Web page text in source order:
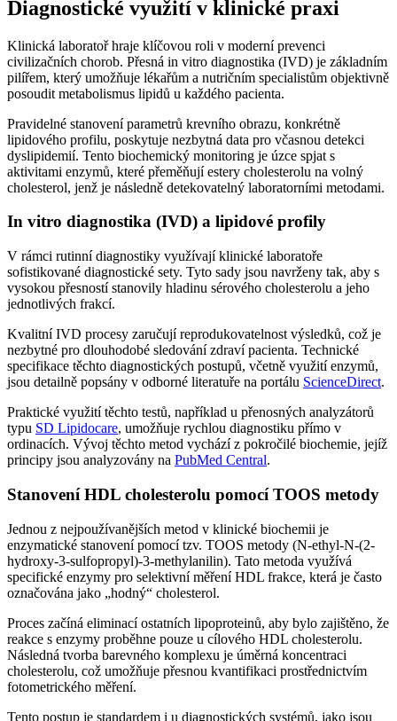
Diagnostické využití v klinické praxi
Klinická laboratoř hraje klíčovou roli v moderní prevenci
civilizačních chorob. Přesná in vitro diagnostika (IVD) je základním
pilířem, který umožňuje lékařům a nutričním specialistům objektivně
posoudit metabolismus lipidů u každého pacienta.
Pravidelné stanovení parametrů krevního obrazu, konkrétně
lipidového profilu, poskytuje nezbytná data pro včasnou detekci
dyslipidemií. Tento biochemický monitoring je úzce spjat s
aktivitami enzymů, které přeměňují estery cholesterolu na volný
cholesterol, jenž je následně detekovatelný laboratorními metodami.
In vitro diagnostika (IVD) a lipidové profily
V rámci rutinní diagnostiky využívají klinické laboratoře
sofistikované diagnostické sety. Tyto sady jsou navrženy tak, aby s
vysokou přesností stanovily hladinu sérového cholesterolu a jeho
jednotlivých frakcí.
Kvalitní IVD procesy zaručují reprodukovatelnost výsledků, což je
nezbytné pro dlouhodobé sledování zdraví pacienta. Technické
specifikace těchto diagnostických postupů, včetně využití enzymů,
jsou detailně popsány v odborné literatuře na portálu ScienceDirect.
Praktické využití těchto testů, například u přenosných analyzátorů
typu SD Lipidocare, umožňuje rychlou diagnostiku přímo v
ordinacích. Vývoj těchto metod vychází z pokročilé biochemie, jejíž
principy jsou analyzovány na PubMed Central.
Stanovení HDL cholesterolu pomocí TOOS metody
Jednou z nejpoužívanějších metod v klinické biochemii je
enzymatické stanovení pomocí tzv. TOOS metody (N-ethyl-N-(2-
hydroxy-3-sulfopropyl)-3-methylanilin). Tato metoda využívá
specifické enzymy pro selektivní měření HDL frakce, která je často
označována jako „hodný“ cholesterol.
Proces začíná eliminací ostatních lipoproteinů, aby bylo zajištěno, že
reakce s enzymy proběhne pouze u cílového HDL cholesterolu.
Následná tvorba barevného komplexu je úměrná koncentraci
cholesterolu, což umožňuje přesnou kvantifikaci prostřednictvím
fotometrického měření.
Tento postup je standardem i u diagnostických systémů, jako jsou